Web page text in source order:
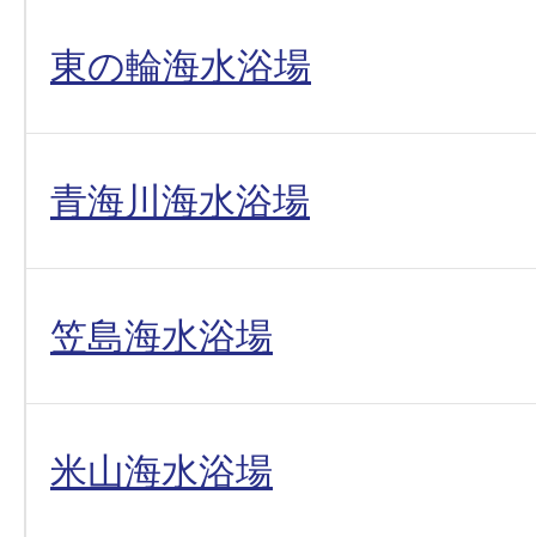
東の輪海水浴場
青海川海水浴場
笠島海水浴場
米山海水浴場